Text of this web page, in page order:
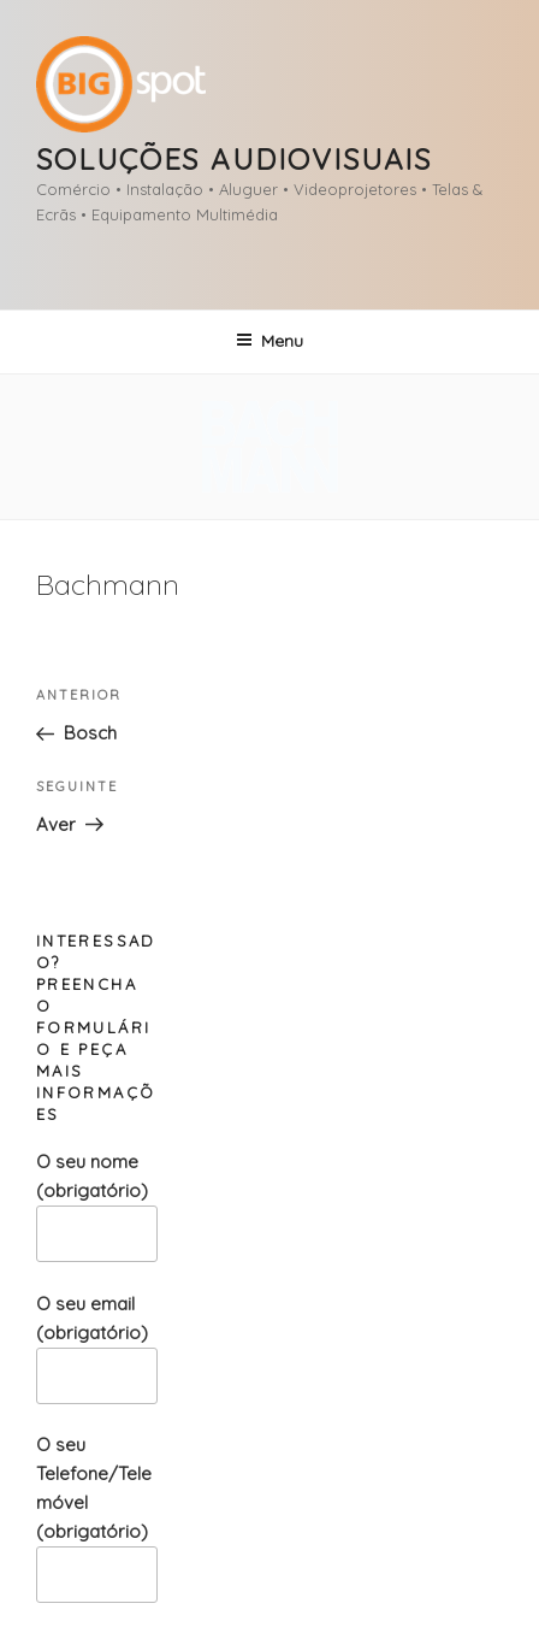
conteúdo
SOLUÇÕES AUDIOVISUAIS
Comércio • Instalação • Aluguer • Videoprojetores • Telas &
Ecrãs • Equipamento Multimédia
Menu
Bachmann
Navegação
artigos
Conteúdo
anterior
ANTERIOR
Bosch
Conteúdo
seguinte
SEGUINTE
Aver
INTERESSAD
O?
PREENCHA
O
FORMULÁRI
O E PEÇA
MAIS
INFORMAÇÕ
ES
O seu nome
(obrigatório)
O seu email
(obrigatório)
O seu
Telefone/Tele
móvel
(obrigatório)